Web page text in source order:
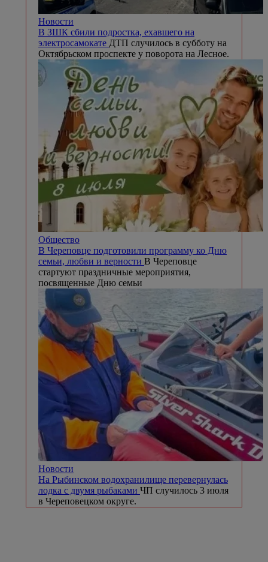
Новости
В ЗШК сбили подростка, ехавшего на
электросамокате ДТП случилось в субботу на
Октябрьском проспекте у поворота на Лесное.
Общество
В Череповце подготовили программу ко Дню
семьи, любви и верности В Череповце
стартуют праздничные мероприятия,
посвященные Дню семьи
Новости
На Рыбинском водохранилище перевернулась
лодка с двумя рыбаками ЧП случилось 3 июля
в Череповецком округе.